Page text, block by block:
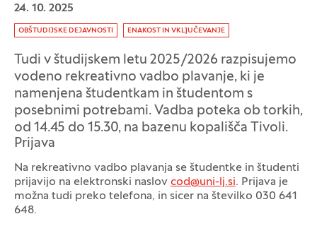
24. 10. 2025
Oznaka:
OBŠTUDIJSKE DEJAVNOSTI ENAKOST IN VKLJUČEVANJE
Tudi v študijskem letu 2025/2026 razpisujemo
vodeno rekreativno vadbo plavanje, ki je
namenjena študentkam in študentom s
posebnimi potrebami. Vadba poteka ob torkih,
od 14.45 do 15.30, na bazenu kopališča Tivoli.
Prijava
Na rekreativno vadbo plavanja se študentke in študenti
prijavijo na elektronski naslov cod@uni-lj.si. Prijava je
možna tudi preko telefona, in sicer na številko 030 641
648.